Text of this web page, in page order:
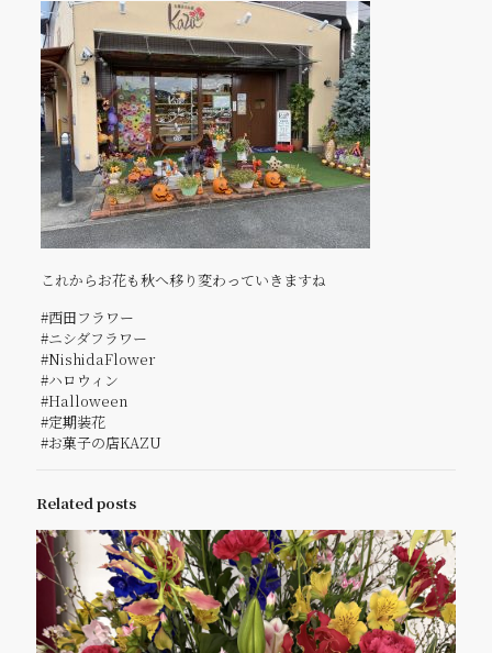
これからお花も秋へ移り変わっていきますね
#西田フラワー
#ニシダフラワー
#NishidaFlower
#ハロウィン
#Halloween
#定期装花
#お菓子の店KAZU
Related posts